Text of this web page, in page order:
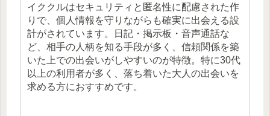
イククルはセキュリティと匿名性に配慮された作
りで、個人情報を守りながらも確実に出会える設
計がされています。日記・掲示板・音声通話な
ど、相手の人柄を知る手段が多く、信頼関係を築
いた上での出会いがしやすいのが特徴。特に30代
以上の利用者が多く、落ち着いた大人の出会いを
求める方におすすめです。